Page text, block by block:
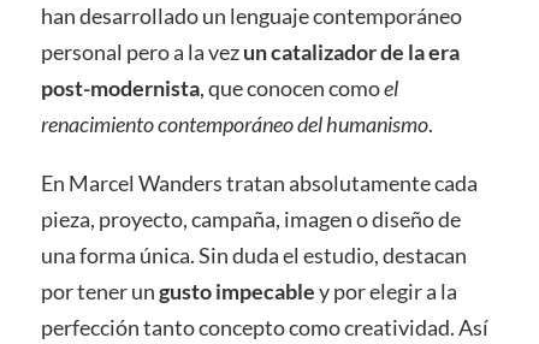
han desarrollado un lenguaje contemporáneo
personal pero a la vezun catalizador de la era
post-modernista, que conocen comoel
renacimiento contemporáneo del humanismo.
En Marcel Wanders tratan absolutamente cada
pieza, proyecto, campaña, imagen o diseño de
una forma única. Sin duda el estudio, destacan
por tener ungusto impecabley por elegir a la
perfección tanto concepto como creatividad. Así